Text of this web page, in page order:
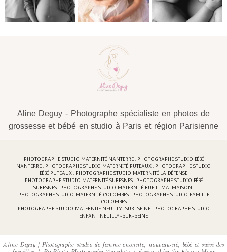
Aline Deguy - Photographe spécialiste en photos de
grossesse et bébé en studio à Paris et région Parisienne
PHOTOGRAPHE STUDIO MATERNITÉ NANTERRE . PHOTOGRAPHE STUDIO BÉBÉ
NANTERRE . PHOTOGRAPHE STUDIO MATERNITÉ PUTEAUX . PHOTOGRAPHE STUDIO
BÉBÉ PUTEAUX . PHOTOGRAPHE STUDIO MATERNITÉ LA DÉFENSE
PHOTOGRAPHE STUDIO MATERNITÉ SURESNES . PHOTOGRAPHE STUDIO BÉBÉ
SURESNES . PHOTOGRAPHE STUDIO MATERNITÉ RUEIL-MALMAISON .
PHOTOGRAPHE STUDIO MATERNITÉ COLOMBES . PHOTOGRAPHE STUDIO FAMILLE
COLOMBES
PHOTOGRAPHE STUDIO MATERNITÉ NEUILLY-SUR-SEINE . PHOTOGRAPHE STUDIO
ENFANT NEUILLY-SUR-SEINE
Aline Deguy | Photographe studio de femme enceinte, nouveau-né, bébé et suivi des